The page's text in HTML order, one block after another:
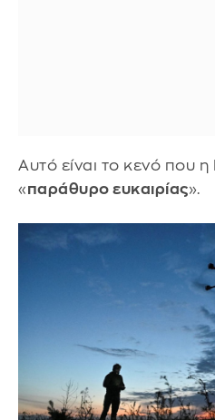
Αυτό είναι το κενό που
«παράθυρο ευκαιρίας».